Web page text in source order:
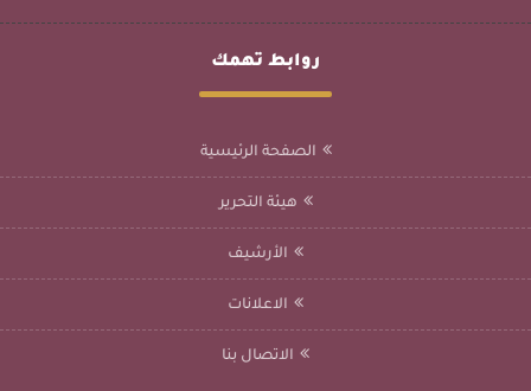
روابط تهمك
الصفحة الرئيسية
هيئة التحرير
الأرشيف
الاعلانات
الاتصال بنا